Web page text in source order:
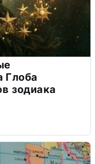
Глоба
зодиака